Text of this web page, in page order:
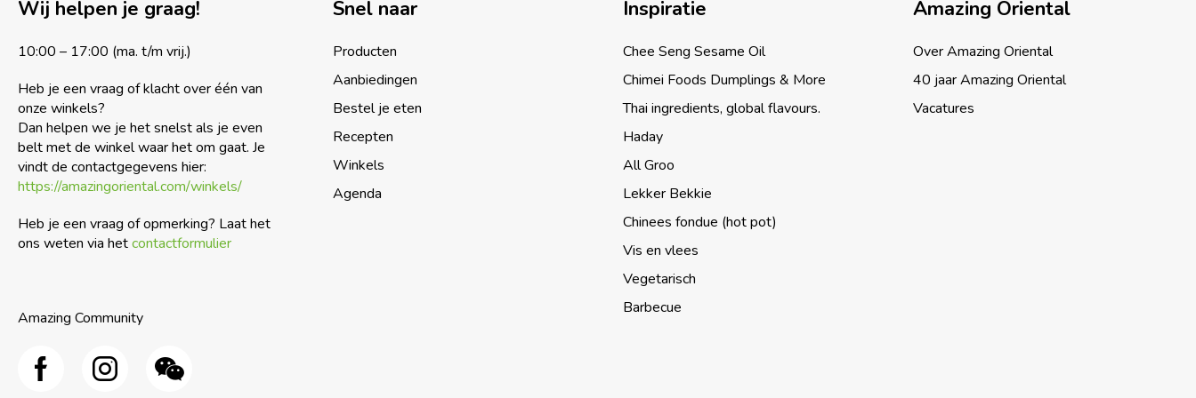
Wij helpen je graag!
10:00 – 17:00 (ma. t/m vrij.)
Heb je een vraag of klacht over één van
onze winkels?
Dan helpen we je het snelst als je even
belt met de winkel waar het om gaat. Je
vindt de contactgegevens hier:
https://amazingoriental.com/winkels/
Heb je een vraag of opmerking? Laat het
ons weten via hetcontactformulier
Amazing Community
Snel naar
Producten
Aanbiedingen
Bestel je eten
Recepten
Winkels
Agenda
Inspiratie
Chee Seng Sesame Oil
Chimei Foods Dumplings & More
Thai ingredients, global flavours.
Haday
All Groo
Lekker Bekkie
Chinees fondue (hot pot)
Vis en vlees
Vegetarisch
Barbecue
Amazing Oriental
Over Amazing Oriental
40 jaar Amazing Oriental
Vacatures